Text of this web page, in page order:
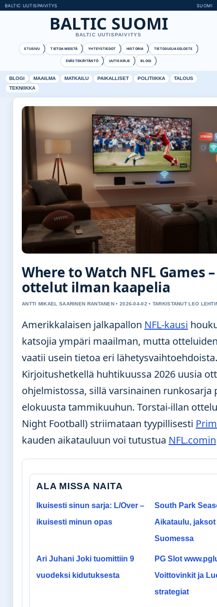
BALTIC UUTISPAIVITYS SUOMI
BALTIC SUOMI
BALTIC UUTISPAIVITYS
ETUSIVU TIETOA MEISTÄ YHTEYSTIEDOT HISTORIA TIETOSUOJASELOSTE
EVÄSTEKÄYTÄNTÖ UUTISKIRJE BLOGI
BLOGI MAAILMA MATKAILU PAIKALLISET POLITIIKKA
TALOUS
TEKNIIKKA
Where to Watch NFL Games
ottelut ilman kaapelia
ANTTI MIKAEL SAARINEN RANTANEN • 2026-04-02 • TARKISTANUT LEO
Amerikkalaisen jalkapallon NFL-kausi
katsojia ympäri maailman, mutta
vaatii usein tietoa eri lähetysvaihtoehdoista.
Kirjoitushetkellä huhtikuussa 2026 uusia
ohjelmistossa, sillä varsinainen runkosarja
elokuusta tammikuuhun. Torstai-illan
Night Football) striimataan tyypillisesti
kauden aikatauluun voi tutustua NFL.comin
ALA MISSA NAITA
Ikuisesti sinun sarja: L/Over –
ikuisesti minun opas
South Park
Aikataulu,
Suomessa
Ari Juhani Joki tuomittiin 9
vuodeksi kidutuksesta
PG Slot
Voittovinkit ja
strategiat